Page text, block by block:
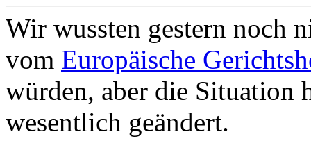
Wir wussten gestern noch
vom Europäische
würden, aber die Situation
wesentlich geändert.